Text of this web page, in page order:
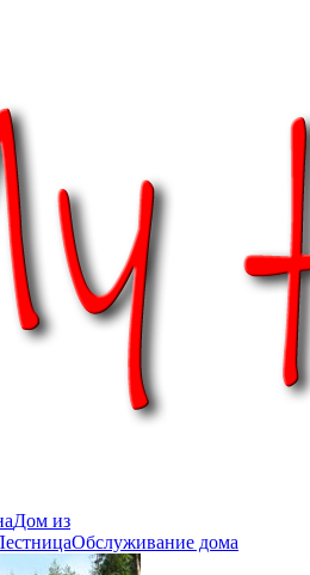
Дом из
Обслуживание дома